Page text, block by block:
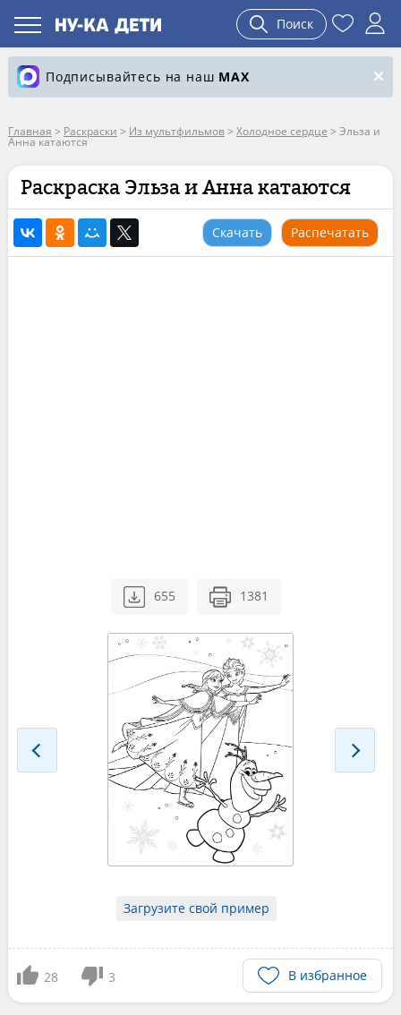
Поиск
Подписывайтесь на наш MAX
Главная > Раскраски > Из мультфильмов> Холодное сердце > Эльза и
Анна катаются
Раскраска Эльза и Анна катаются
Скачать Распечатать
655 1381
Загрузите свой пример
28 3 В избранное